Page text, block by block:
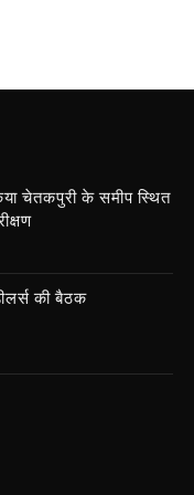
चेतकपुरी के समीप स्थित
की बैठक